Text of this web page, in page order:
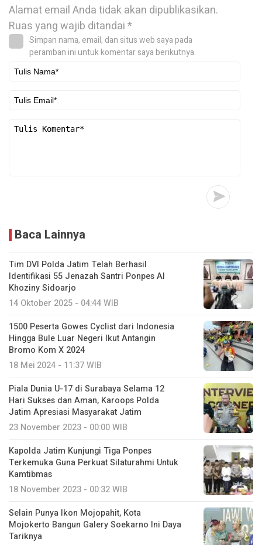
Alamat email Anda tidak akan dipublikasikan.
Ruas yang wajib ditandai*
Simpan nama, email, dan situs web saya pada
peramban ini untuk komentar saya berikutnya.
Baca Lainnya
Tim DVI Polda Jatim Telah Berhasil
Identifikasi 55 Jenazah Santri Ponpes Al
Khoziny Sidoarjo
14 Oktober 2025 - 04:44 WIB
1500 Peserta Gowes Cyclist dari Indonesia
Hingga Bule Luar Negeri Ikut Antangin
Bromo Kom X 2024
18 Mei 2024 - 11:37 WIB
Piala Dunia U-17 di Surabaya Selama 12
Hari Sukses dan Aman, Karoops Polda
Jatim Apresiasi Masyarakat Jatim
23 November 2023 - 00:00 WIB
Kapolda Jatim Kunjungi Tiga Ponpes
Terkemuka Guna Perkuat Silaturahmi Untuk
Kamtibmas
18 November 2023 - 00:32 WIB
Selain Punya Ikon Mojopahit, Kota
Mojokerto Bangun Galery Soekarno Ini Daya
Tariknya